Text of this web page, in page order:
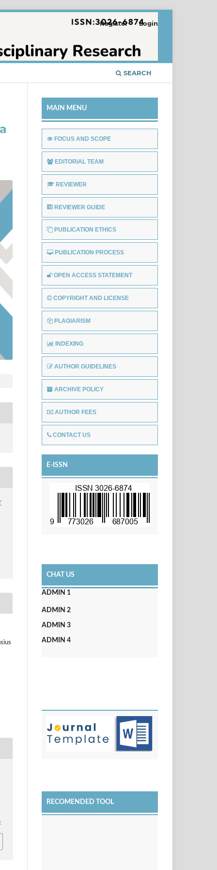
SEARCH
Register Login
MAIN MENU
FOCUS AND SCOPE
EDITORIAL TEAM
REVIEWER
REVIEWER GUIDE
PUBLICATION ETHICS
PUBLICATION PROCESS
OPEN ACCESS STATEMENT
COPYRIGHT AND LICENSE
PLAGIARISM
INDEXING
AUTHOR GUIDELINES
ARCHIVE POLICY
AUTHOR FEES
CONTACT US
E-ISSN
CHAT US
ADMIN 1
ADMIN 2
ADMIN 3
ADMIN 4
RECOMENDED TOOL